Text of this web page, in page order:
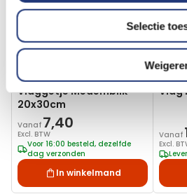
Selectie
20x30cm
Vlaggetje Medemblik
20x30cm
Vanaf 7,40
Excl. BTW
Voor 16:00 besteld, dezelfde
dag verzonden
In winkelmand
Vlag
Vanaf
Excl.